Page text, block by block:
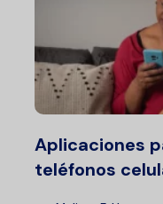
Aplicaciones
teléfonos